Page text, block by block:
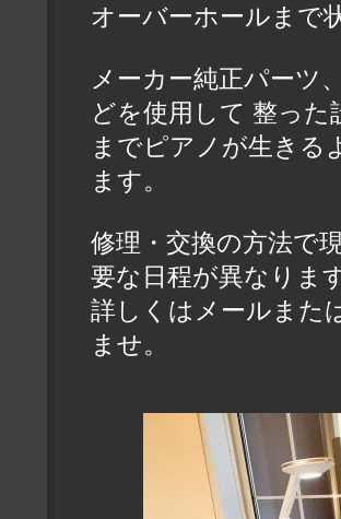
オーバーホールまで
メーカー純正パーツ
どを使用して 整った
までピアノが生きる
ます。
修理・交換の方法で
要な日程が異なります
詳しくはメールまた
ませ。